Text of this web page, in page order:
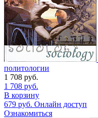
политологии
1 708 руб.
1 708 руб.
В корзину
679 руб. Онлайн доступ
Ознакомиться